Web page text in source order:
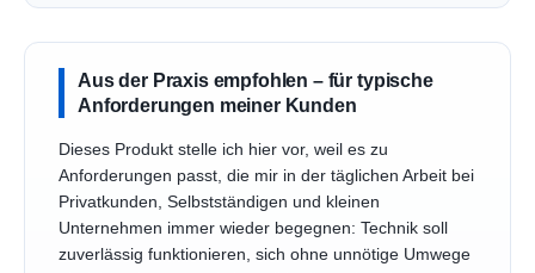
Aus der Praxis empfohlen – für typische
Anforderungen meiner Kunden
Dieses Produkt stelle ich hier vor, weil es zu
Anforderungen passt, die mir in der täglichen Arbeit bei
Privatkunden, Selbstständigen und kleinen
Unternehmen immer wieder begegnen: Technik soll
zuverlässig funktionieren, sich ohne unnötige Umwege